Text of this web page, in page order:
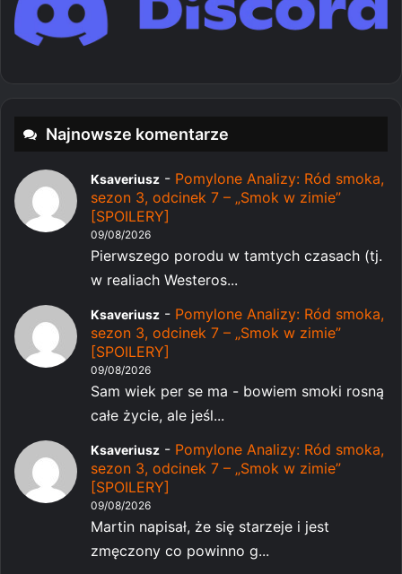
Najnowsze komentarze
Ksaveriusz - Pomylone Analizy: Ród smoka,
sezon 3, odcinek 7 – „Smok w zimie”
[SPOILERY]
09/08/2026
Pierwszego porodu w tamtych czasach (tj.
w realiach Westeros...
Ksaveriusz - Pomylone Analizy: Ród smoka,
sezon 3, odcinek 7 – „Smok w zimie”
[SPOILERY]
09/08/2026
Sam wiek per se ma - bowiem smoki rosną
całe życie, ale jeśl...
Ksaveriusz - Pomylone Analizy: Ród smoka,
sezon 3, odcinek 7 – „Smok w zimie”
[SPOILERY]
09/08/2026
Martin napisał, że się starzeje i jest
zmęczony co powinno g...